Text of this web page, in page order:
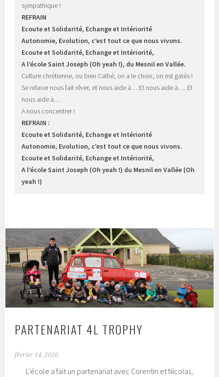
sympathique !
REFRAIN
Ecoute et Solidarité, Echange et Intériorité
Autonomie, Evolution, c’est tout ce que nous vivons.
Ecoute et Solidarité, Echange et Intériorité,
A l’école Saint Joseph (Oh yeah !), du Mesnil en Vallée.
Culture chrétienne, ou bien Cathé, on a le choix, on est gatés !
Se relaxer nous fait rêver, et nous aide à… Et nous aide à…. Et
nous aide à…
A nous concentrer !
REFRAIN :
Ecoute et Solidarité, Echange et Intériorité
Autonomie, Evolution, c’est tout ce que nous vivons.
Ecoute et Solidarité, Echange et Intériorité,
A l’école Saint Joseph (Oh yeah !) du Mesnil en Vallée (Oh
yeah !)
PARTENARIAT 4L TROPHY
février 14, 2020
L’école a fait un partenariat avec Corentin et Nicolas,